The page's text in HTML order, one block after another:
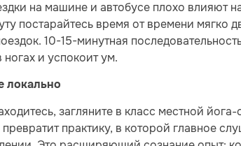
на машине и автобусе плохо влияют
постарайтесь время от времени мягко
10-15-минутная
ногах и успокоит ум.
локально
загляните в класс местной
практику, в которой главное